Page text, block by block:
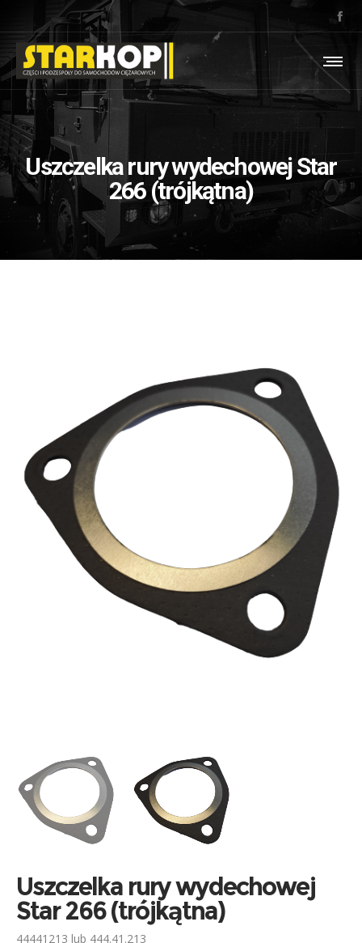
Uszczelka rury wydechowej Star
266 (trójkątna)
Uszczelka rury wydechowej
Star 266 (trójkątna)
44441213 lub 444.41.213